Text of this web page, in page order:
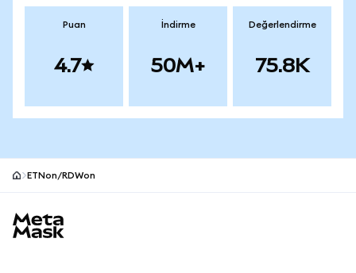
Puan
4.7
İndirme
50M+
Değerlendirme
75.8K
ETNon/RDWon